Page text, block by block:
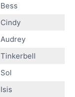
Bess
Cindy
Audrey
Tinkerbell
Sol
Isis